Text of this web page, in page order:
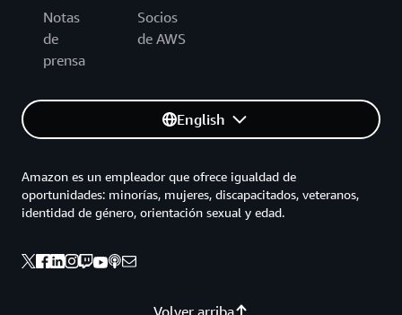
Notas
de
prensa
Socios
de AWS
English
Volver arriba
Amazon es un empleador que ofrece igualdad de
oportunidades: minorías, mujeres, discapacitados, veteranos,
identidad de género, orientación sexual y edad.